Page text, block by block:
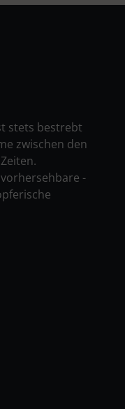
stets bestrebt
zwischen den
-